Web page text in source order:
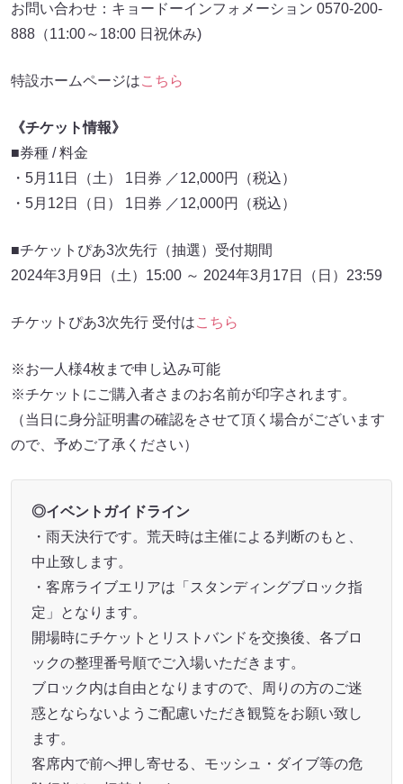
お問い合わせ：キョードーインフォメーション 0570-200-
888（11:00～18:00 日祝休み)
特設ホームページはこちら
《チケット情報》
■券種 / 料金
・5月11日（土） 1日券 ／12,000円（税込）
・5月12日（日） 1日券 ／12,000円（税込）
■チケットぴあ3次先行（抽選）受付期間
2024年3月9日（土）15:00 ～ 2024年3月17日（日）23:59
チケットぴあ3次先行 受付はこちら
※お一人様4枚まで申し込み可能
※チケットにご購入者さまのお名前が印字されます。
（当日に身分証明書の確認をさせて頂く場合がございます
ので、予めご了承ください）
◎イベントガイドライン
・雨天決行です。荒天時は主催による判断のもと、
中止致します。
・客席ライブエリアは「スタンディングブロック指
定」となります。
開場時にチケットとリストバンドを交換後、各ブロ
ックの整理番号順でご入場いただきます。
ブロック内は自由となりますので、周りの方のご迷
惑とならないようご配慮いただき観覧をお願い致し
ます。
客席内で前へ押し寄せる、モッシュ・ダイブ等の危